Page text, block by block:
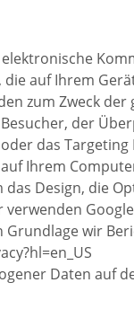
auf Ihrem
zum Zweck
der
das
Ihrem
Design, die
wir
Daten auf